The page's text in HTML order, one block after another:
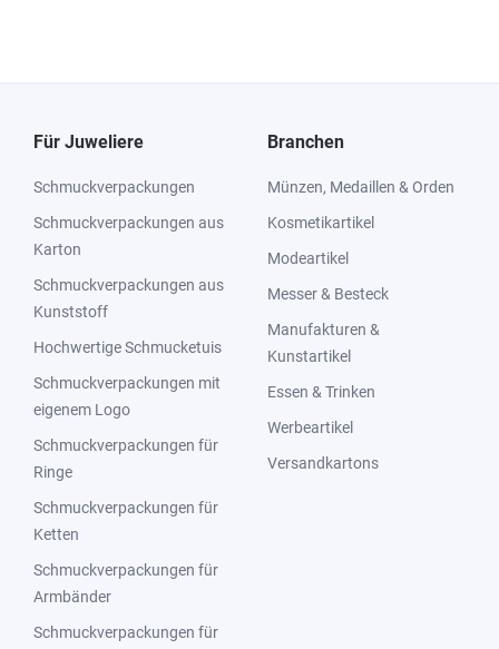
Für Juweliere
Schmuckverpackungen
Schmuckverpackungen aus
Karton
Schmuckverpackungen aus
Kunststoff
Hochwertige Schmucketuis
Schmuckverpackungen mit
eigenem Logo
Schmuckverpackungen für
Ringe
Schmuckverpackungen für
Ketten
Schmuckverpackungen für
Armbänder
Schmuckverpackungen für
Branchen
Münzen, Medaillen & Orden
Kosmetikartikel
Modeartikel
Messer & Besteck
Manufakturen &
Kunstartikel
Essen & Trinken
Werbeartikel
Versandkartons